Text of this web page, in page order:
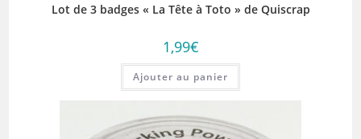
Lot de 3 badges « La Tête à Toto » de Quiscrap
1,99€
Ajouter au panier